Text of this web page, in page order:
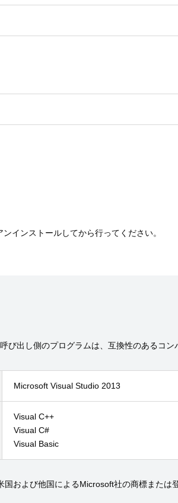
インストールしてから行ってください。
出し側のプログラムは、互換性のあるコン
Microsoft Visual Studio 2013
Visual C++
Visual C#
Visual Basic
および他国によるMicrosoft社の商標または